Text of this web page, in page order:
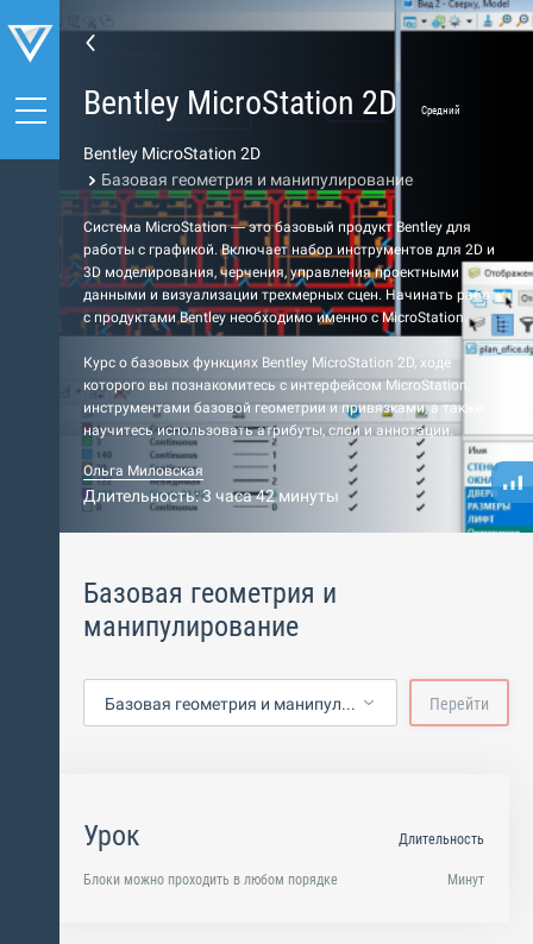
Bentley MicroStation 2D Средний
Bentley MicroStation 2D
Базовая геометрия и манипулирование
Система MicroStation — это базовый продукт Bentley для
работы с графикой. Включает набор инструментов для 2D и
3D моделирования, черчения, управления проектными
данными и визуализации трехмерных сцен. Начинать работу
с продуктами Bentley необходимо именно с MicroStation.
Курс о базовых функциях Bentley MicroStation 2D, ходе
которого вы познакомитесь с интерфейсом MicroStation,
инструментами базовой геометрии и привязками, а также
научитесь использовать атрибуты, слои и аннотации.
Ольга Миловская
Длительность: 3 часа 42 минуты
Базовая геометрия и
манипулирование
Базовая геометрия и манипулирование Перейти
Урок
Блоки можно проходить в любом порядке
Длительность
Минут